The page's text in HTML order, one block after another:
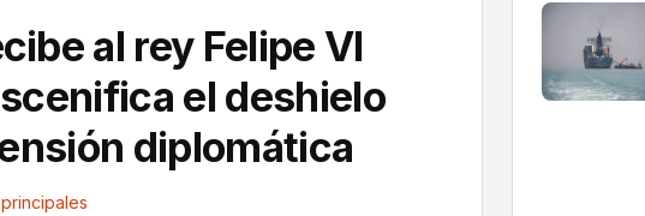
al rey Felipe VI
el deshielo
diplomática